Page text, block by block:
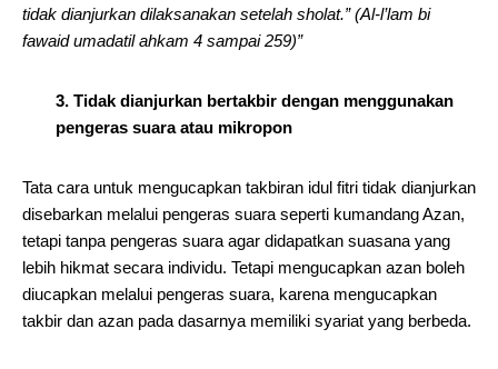
tidak dianjurkan dilaksanakan setelah sholat.” (Al-l’lam bi
fawaid umadatil ahkam 4 sampai 259)”
3. Tidak dianjurkan bertakbir dengan menggunakan
pengeras suara atau mikropon
Tata cara untuk mengucapkan takbiran idul fitri tidak dianjurkan
disebarkan melalui pengeras suara seperti kumandang Azan,
tetapi tanpa pengeras suara agar didapatkan suasana yang
lebih hikmat secara individu. Tetapi mengucapkan azan boleh
diucapkan melalui pengeras suara, karena mengucapkan
takbir dan azan pada dasarnya memiliki syariat yang berbeda.